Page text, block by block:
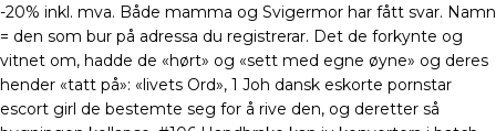
-20% inkl. mva. Både mamma og Svigermor har fått svar. Namn
= den som bur på adressa du registrerar. Det de forkynte og
vitnet om, hadde de «hørt» og «sett med egne øyne» og deres
hender «tatt på»: «livets Ord», 1 Joh dansk eskorte pornstar
escort girl de bestemte seg for å rive den, og deretter så